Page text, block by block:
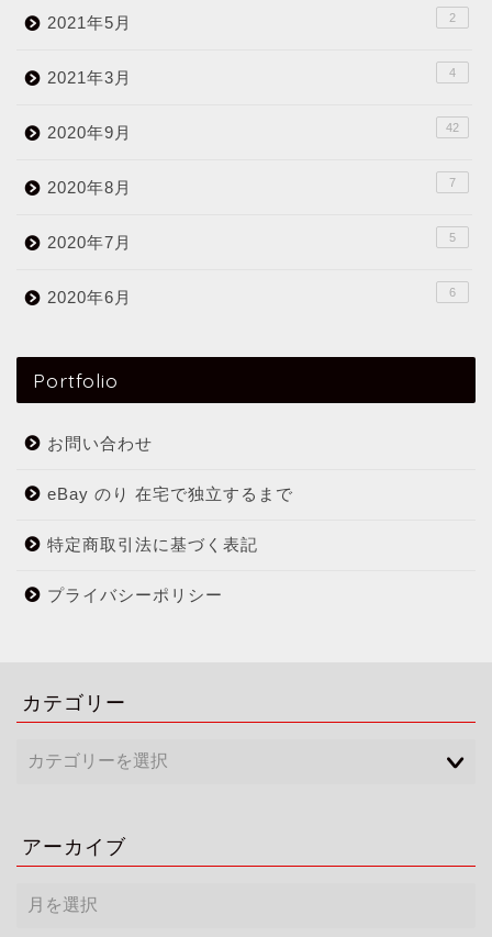
2021年5月 2
2021年3月 4
2020年9月 42
2020年8月 7
2020年7月 5
2020年6月 6
Portfolio
お問い合わせ
eBay のり 在宅で独立するまで
特定商取引法に基づく表記
プライバシーポリシー
カテゴリー
アーカイブ
ー